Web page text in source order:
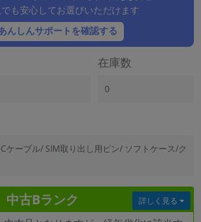
も安心してお選びいただけます
んしんサポートを確認する
在庫数
0
ケーブル/ SIM取り出し用ピン/ ソフトケース/ク
中古Bランク 詳しく見る